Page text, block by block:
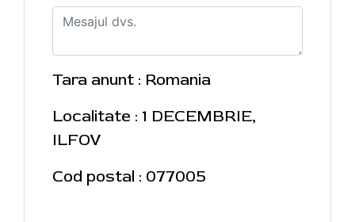
Tara anunt : Romania
Localitate : 1 DECEMBRIE,
ILFOV
Cod postal : 077005